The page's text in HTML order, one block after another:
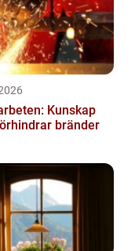
Kunskap
bränder